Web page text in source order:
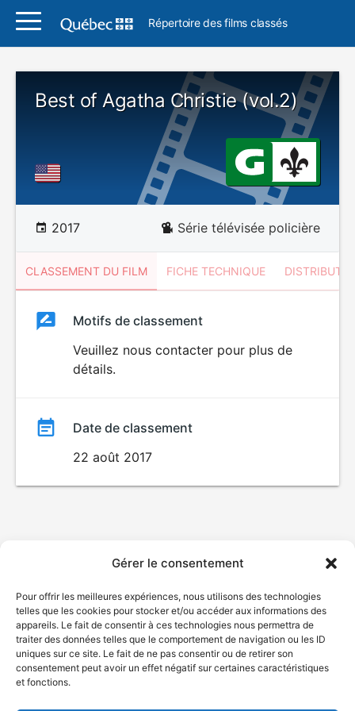
Gérer le consentement
Pour offrir les meilleures expériences, nous utilisons des technologies
telles que les cookies pour stocker et/ou accéder aux informations des
appareils. Le fait de consentir à ces technologies nous permettra de
traiter des données telles que le comportement de navigation ou les ID
uniques sur ce site. Le fait de ne pas consentir ou de retirer son
consentement peut avoir un effet négatif sur certaines caractéristiques
et fonctions.
Répertoire des films classés
Best of Agatha Christie (vol.2)
2017 Série télévisée policière
CLASSEMENT DU FILM FICHE TECHNIQUE
ClassementClassement
Motifs de classement
Veuillez nous contacter pour plus de
détails.
Date de classement
22 août 2017